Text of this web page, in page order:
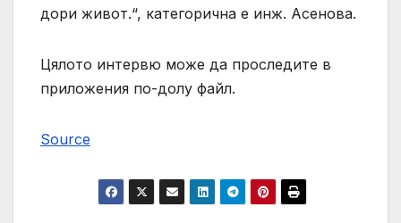
дори живот.“, категорична е инж. Асенова.
Цялото интервю може да проследите в
приложения по-долу файл.
Source